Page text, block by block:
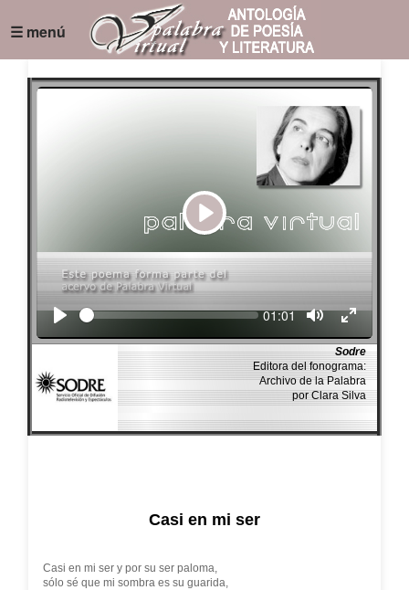
☰ menú
Play
Seek Current
01:01
Sodre
Editora del fonograma:
Archivo de la Palabra
por Clara Silva
Casi en mi ser
Casi en mi ser y por su ser paloma,
sólo sé que mi sombra es su guarida,